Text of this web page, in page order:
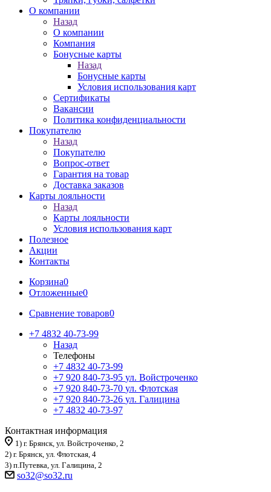
О компании
Назад
О компании
Компания
Бонусные карты
Назад
Бонусные карты
Условия использования карт
Сертификаты
Вакансии
Политика конфиденциальности
Покупателю
Назад
Покупателю
Вопрос-ответ
Гарантия на товар
Доставка заказов
Карты лояльности
Назад
Карты лояльности
Условия использования карт
Полезное
Акции
Контакты
Корзина0
Отложенные0
Сравнение товаров0
+7 4832 40-73-99
Назад
Телефоны
+7 4832 40-73-99
+7 920 840-73-95 ул. Войстроченко
+7 920 840-73-70 ул. Флотская
+7 920 840-73-26 ул. Галицина
+7 4832 40-73-97
Контактная информация
1) г. Брянск, ул. Войстроченко, 2
2) г. Брянск, ул. Флотская, 4
3) п.Путевка, ул. Галицина, 2
so32@so32.ru